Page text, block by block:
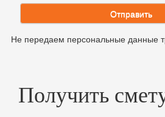
Отправить
Не передаем персональные данные
Получить